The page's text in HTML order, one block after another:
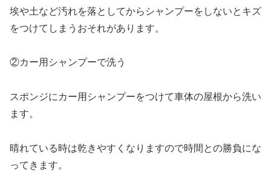
埃や土など汚れを落としてからシャンプーをしないとキズ
をつけてしまうおそれがあります。
②カー用シャンプーで洗う
スポンジにカー用シャンプーをつけて車体の屋根から洗い
ます。
晴れている時は乾きやすくなりますので時間との勝負にな
ってきます。